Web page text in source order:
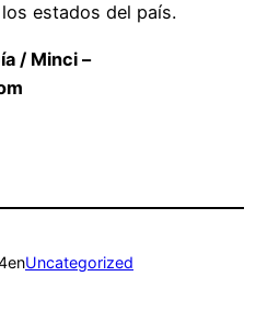
estados del país.
/ Minci –
enUncategorized